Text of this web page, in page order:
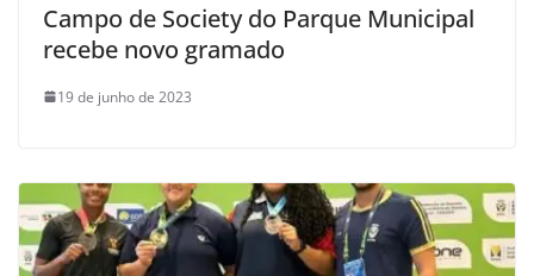
Campo de Society do Parque Municipal
recebe novo gramado
19 de junho de 2023